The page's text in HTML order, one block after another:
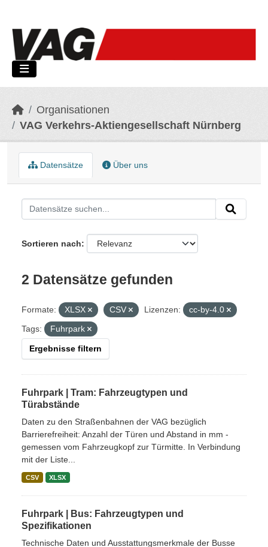
Organisationen
VAG Verkehrs-Aktiengesellschaft Nürnberg
Datensätze Über uns
Sortieren nach
2 Datensätze gefunden
Formate: XLSX CSV Lizenzen:
cc-by-4.0
Tags:
Fuhrpark
Ergebnisse filtern
Fuhrpark | Tram: Fahrzeugtypen und
Türabstände
Daten zu den Straßenbahnen der VAG bezüglich
Barrierefreiheit: Anzahl der Türen und Abstand in mm -
gemessen vom Fahrzeugkopf zur Türmitte. In Verbindung
mit der Liste...
CSV XLSX
Fuhrpark | Bus: Fahrzeugtypen und
Spezifikationen
Technische Daten und Ausstattungsmerkmale der Busse